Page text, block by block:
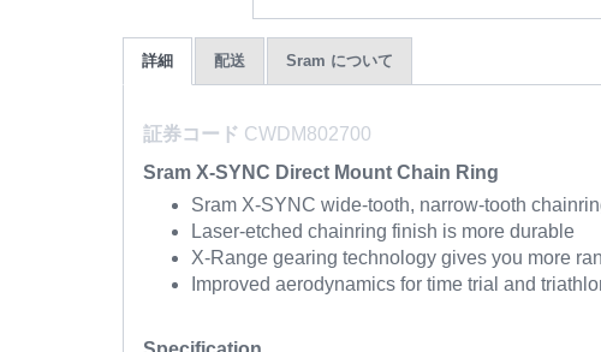
詳細 配送 Sram について
証券コード CWDM802700
Sram X-SYNC Direct Mount Chain Ring
Sram X-SYNC wide-tooth, narrow-tooth
Laser-etched chainring finish is more durable
X-Range gearing technology gives you more
Improved aerodynamics for time trial and